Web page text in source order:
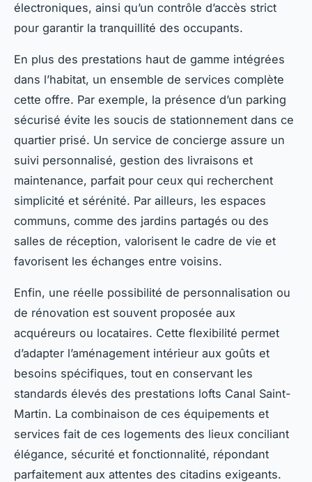
électroniques, ainsi qu’un contrôle d’accès strict
pour garantir la tranquillité des occupants.
En plus des prestations haut de gamme intégrées
dans l’habitat, un ensemble de services complète
cette offre. Par exemple, la présence d’un parking
sécurisé évite les soucis de stationnement dans ce
quartier prisé. Un service de concierge assure un
suivi personnalisé, gestion des livraisons et
maintenance, parfait pour ceux qui recherchent
simplicité et sérénité. Par ailleurs, les espaces
communs, comme des jardins partagés ou des
salles de réception, valorisent le cadre de vie et
favorisent les échanges entre voisins.
Enfin, une réelle possibilité de personnalisation ou
de rénovation est souvent proposée aux
acquéreurs ou locataires. Cette flexibilité permet
d’adapter l’aménagement intérieur aux goûts et
besoins spécifiques, tout en conservant les
standards élevés des prestations lofts Canal Saint-
Martin. La combinaison de ces équipements et
services fait de ces logements des lieux conciliant
élégance, sécurité et fonctionnalité, répondant
parfaitement aux attentes des citadins exigeants.